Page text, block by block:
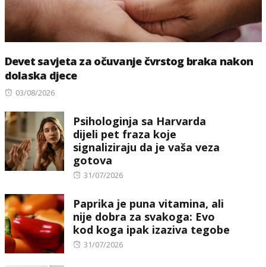
Devet savjeta za očuvanje čvrstog braka nakon
dolaska djece
Posted
03/08/2026
Psihologinja sa Harvarda
dijeli pet fraza koje
signaliziraju da je vaša veza
gotova
Posted
31/07/2026
Paprika je puna vitamina, ali
nije dobra za svakoga: Evo
kod koga ipak izaziva tegobe
Posted
31/07/2026